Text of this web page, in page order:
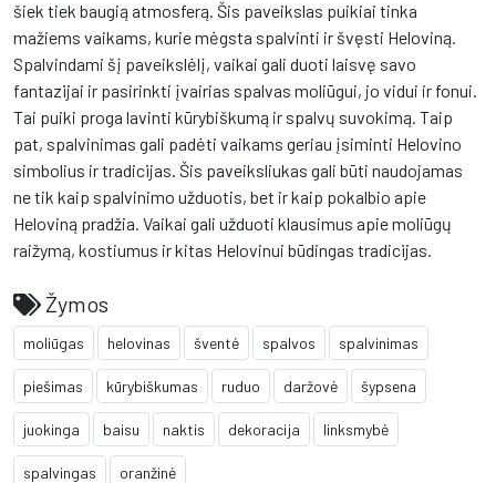
šiek tiek baugią atmosferą. Šis paveikslas puikiai tinka
mažiems vaikams, kurie mėgsta spalvinti ir švęsti Heloviną.
Spalvindami šį paveikslėlį, vaikai gali duoti laisvę savo
fantazijai ir pasirinkti įvairias spalvas moliūgui, jo vidui ir fonui.
Tai puiki proga lavinti kūrybiškumą ir spalvų suvokimą. Taip
pat, spalvinimas gali padėti vaikams geriau įsiminti Helovino
simbolius ir tradicijas. Šis paveiksliukas gali būti naudojamas
ne tik kaip spalvinimo užduotis, bet ir kaip pokalbio apie
Heloviną pradžia. Vaikai gali užduoti klausimus apie moliūgų
raižymą, kostiumus ir kitas Helovinui būdingas tradicijas.
Žymos
moliūgas helovinas šventė spalvos spalvinimas
piešimas kūrybiškumas ruduo daržovė šypsena
juokinga baisu naktis dekoracija linksmybė
spalvingas oranžinė